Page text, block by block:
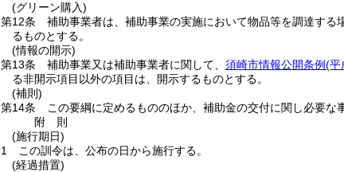
(グリーン購入)
第12条
補助事業者は、補助事業の実施において物品等を調達す
るものとする。
(情報の開示)
第13条
補助事業又は補助事業者に関して、 須崎市情報公開条例(平
る非開示項目以外の項目は、開示するものとする。
(補則)
第14条
この要綱に定めるもののほか、補助金の交付に関し必要な
附 則
(施行期日)
1
この訓令は、公布の日から施行する。
(経過措置)